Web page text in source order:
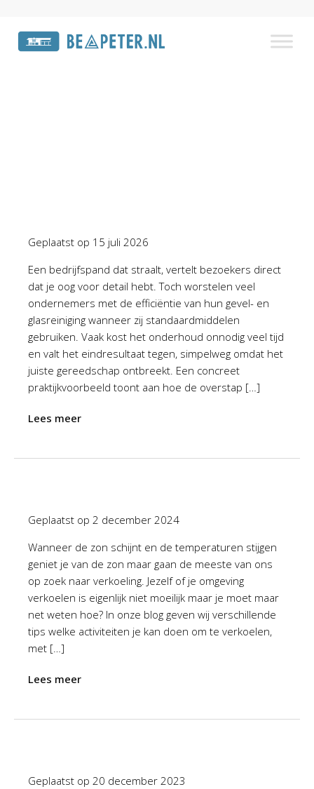
Geplaatst op 15 juli 2026
Een bedrijfspand dat straalt, vertelt bezoekers direct
dat je oog voor detail hebt. Toch worstelen veel
ondernemers met de efficiëntie van hun gevel- en
glasreiniging wanneer zij standaardmiddelen
gebruiken. Vaak kost het onderhoud onnodig veel tijd
en valt het eindresultaat tegen, simpelweg omdat het
juiste gereedschap ontbreekt. Een concreet
praktijkvoorbeeld toont aan hoe de overstap […]
Lees meer
Geplaatst op 2 december 2024
Wanneer de zon schijnt en de temperaturen stijgen
geniet je van de zon maar gaan de meeste van ons
op zoek naar verkoeling. Jezelf of je omgeving
verkoelen is eigenlijk niet moeilijk maar je moet maar
net weten hoe? In onze blog geven wij verschillende
tips welke activiteiten je kan doen om te verkoelen,
met […]
Lees meer
Geplaatst op 20 december 2023